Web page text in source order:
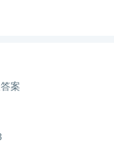
案